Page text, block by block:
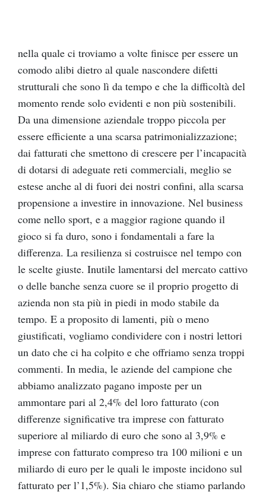
nella quale ci troviamo a volte finisce per essere un
comodo alibi dietro al quale nascondere difetti
strutturali che sono lì da tempo e che la difficoltà del
momento rende solo evidenti e non più sostenibili.
Da una dimensione aziendale troppo piccola per
essere efficiente a una scarsa patrimonializzazione;
dai fatturati che smettono di crescere per l’incapacità
di dotarsi di adeguate reti commerciali, meglio se
estese anche al di fuori dei nostri confini, alla scarsa
propensione a investire in innovazione. Nel business
come nello sport, e a maggior ragione quando il
gioco si fa duro, sono i fondamentali a fare la
differenza. La resilienza si costruisce nel tempo con
le scelte giuste. Inutile lamentarsi del mercato cattivo
o delle banche senza cuore se il proprio progetto di
azienda non sta più in piedi in modo stabile da
tempo. E a proposito di lamenti, più o meno
giustificati, vogliamo condividere con i nostri lettori
un dato che ci ha colpito e che offriamo senza troppi
commenti. In media, le aziende del campione che
abbiamo analizzato pagano imposte per un
ammontare pari al 2,4% del loro fatturato (con
differenze significative tra imprese con fatturato
superiore al miliardo di euro che sono al 3,9% e
imprese con fatturato compreso tra 100 milioni e un
miliardo di euro per le quali le imposte incidono sul
fatturato per l’1,5%). Sia chiaro che stiamo parlando